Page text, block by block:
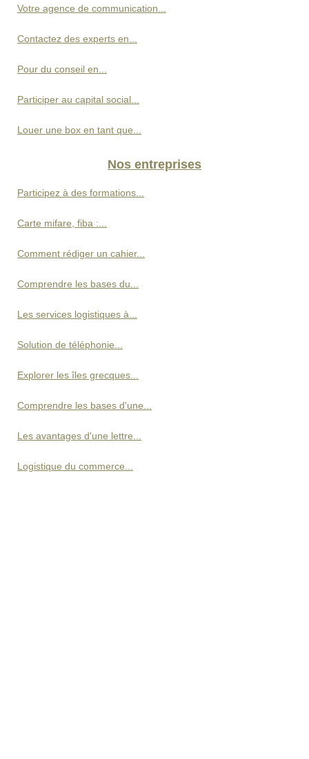
Votre agence de communication...
Contactez des experts en...
Pour du conseil en...
Participer au capital social...
Louer une box en tant que...
Nos entreprises
Participez à des formations...
Carte mifare, fiba :...
Comment rédiger un cahier...
Comprendre les bases du...
Les services logistiques à...
Solution de téléphonie...
Explorer les îles grecques...
Comprendre les bases d'une...
Les avantages d'une lettre...
Logistique du commerce...